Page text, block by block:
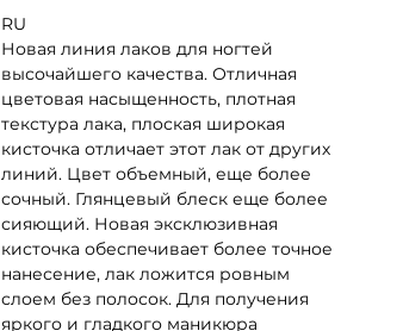
RU
Новая линия лаков для ногтей
высочайшего качества. Отличная
цветовая насыщенность, плотная
текстура лака, плоская широкая
кисточка отличает этот лак от других
линий. Цвет объемный, еще более
сочный. Глянцевый блеск еще более
сияющий. Новая эксклюзивная
кисточка обеспечивает более точное
нанесение, лак ложится ровным
слоем без полосок. Для получения
яркого и гладкого маникюра